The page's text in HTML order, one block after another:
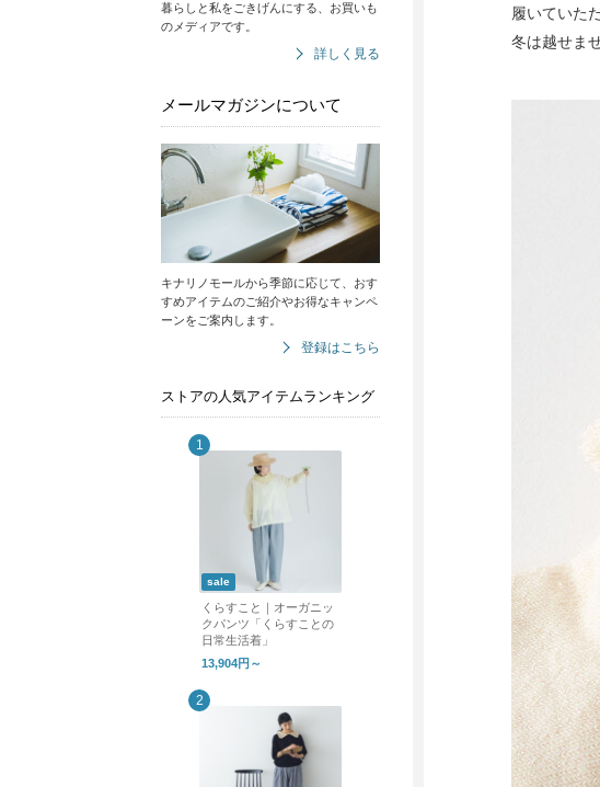
暮らしと私をごきげんにする、お買いも
のメディアです。
詳しく見る
メールマガジンについて
キナリノモールから季節に応じて、おす
すめアイテムのご紹介やお得なキャンペ
ーンをご案内します。
登録はこちら
ストアの人気アイテムランキング
sale
くらすこと｜オーガニッ
クパンツ「くらすことの
日常生活着」
13,904円～
履いていた
冬は越せま